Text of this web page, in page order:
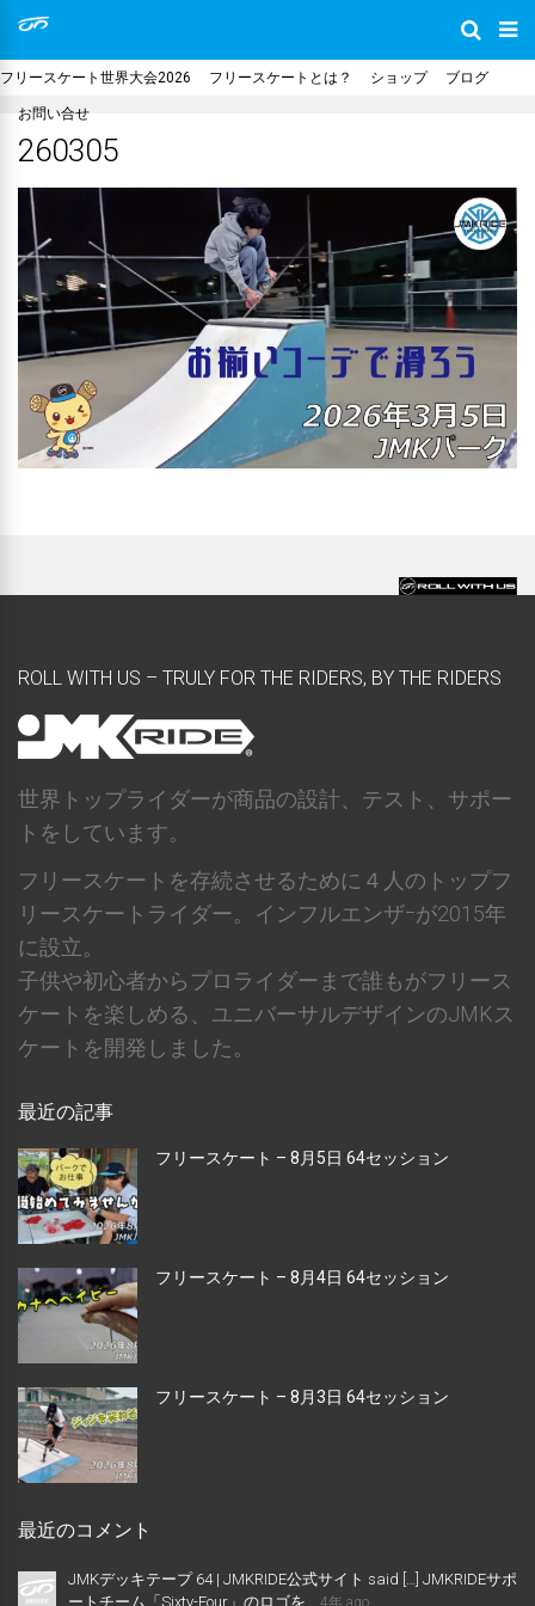
フリースケート世界大会2026 フリースケートとは？ ショップ ブログ
お問い合せ
260305
ROLL WITH US – TRULY FOR THE RIDERS, BY THE RIDERS
世界トップライダーが商品の設計、テスト、サポー
トをしています。
フリースケートを存続させるために４人のトップフ
リースケートライダー。インフルエンザｰが2015年
に設立。
子供や初心者からプロライダーまで誰もがフリース
ケートを楽しめる、ユニバーサルデザインのJMKス
ケートを開発しました。
最近の記事
フリースケート – 8月5日 64セッション
フリースケート – 8月4日 64セッション
フリースケート – 8月3日 64セッション
最近のコメント
JMKデッキテープ 64 | JMKRIDE公式サイト said […] JMKRIDEサポ
ートチーム「Sixty-Four」のロゴを...
4年 ago